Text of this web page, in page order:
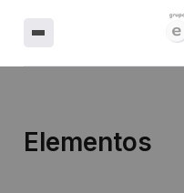
Elementos